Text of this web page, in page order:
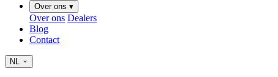
Over ons ▾
Over ons Dealers
Blog
Contact
NL